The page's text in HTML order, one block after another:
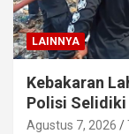
LAINNYA
Kebakaran
Polisi Selidiki
Agustus 7, 2026